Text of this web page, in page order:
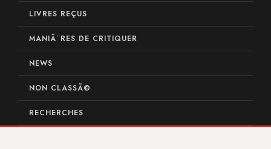
LIVRES REÇUS
MANIÃ¨RES DE CRITIQUER
NEWS
NON CLASSÃ©
RECHERCHES